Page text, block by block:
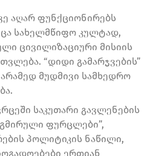
აღარ ფუნქციონირებს
სახელმწიფო კულტად,
ცივილიზაციური მისიის
“დიდი გამარჯვების”
მუდმივი სამხედრო
საკუთარი გავლენების
ფურცლები”,
პოლიტიკის ნაწილი,
ერთიან